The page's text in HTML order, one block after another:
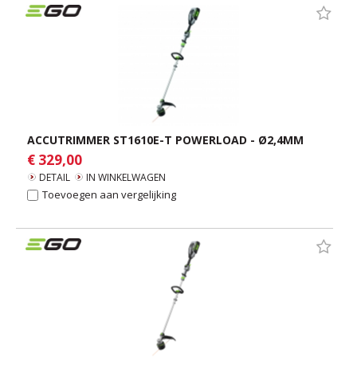
ACCUTRIMMER ST1610E-T POWERLOAD - Ø2,4MM
€ 329,00
DETAIL IN WINKELWAGEN
Toevoegen aan vergelijking